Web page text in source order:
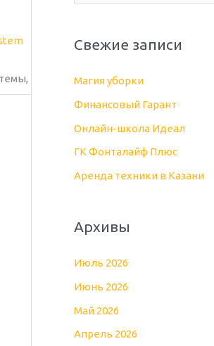
к
Свежие записи
Магия уборки
Финансовый Гарант
Онлайн-школа Идеал
ГК Фонталайф Плюс
Аренда техники в Казани
Архивы
Июль 2026
Июнь 2026
Май 2026
Апрель 2026